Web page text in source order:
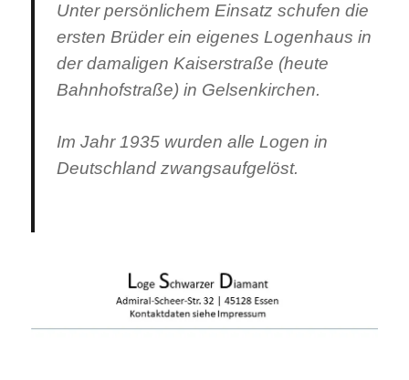
Unter persönlichem Einsatz schufen die
ersten Brüder ein eigenes Logenhaus in
der damaligen Kaiserstraße (heute
Bahnhofstraße) in Gelsenkirchen.
Im Jahr 1935 wurden alle Logen in
Deutschland zwangsaufgelöst.